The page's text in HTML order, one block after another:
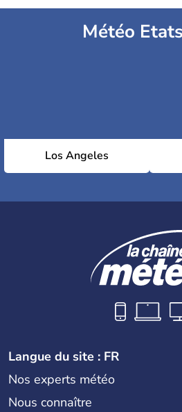
Météo
Los Angeles
Langue du site : FR
Nos experts météo
Nous connaître